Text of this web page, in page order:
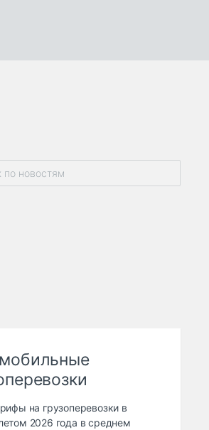
на грузоперевозки в
2026 года в среднем